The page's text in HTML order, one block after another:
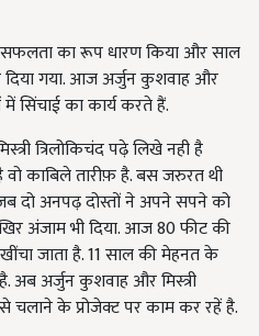
का रूप धारण किया और साल
गया. आज अर्जुन कुशवाह और
में सिंचाई का कार्य करते हैं.
त्रिलोकिचंद पढ़े लिखे नही है
काबिले तारीफ़ है. बस जरुरत थी
दो अनपढ़ दोस्तों ने अपने सपने को
अंजाम भी दिया. आज 80 फीट की
जाता है. 11 साल की मेहनत के
अब अर्जुन कुशवाह और मिस्त्री
चलाने के प्रोजेक्ट पर काम कर रहें है.